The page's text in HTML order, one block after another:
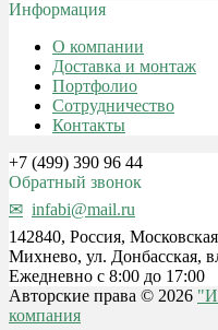
Информация
О компании
Доставка и монтаж
Портфолио
Сотрудничество
Контакты
+7 (499) 390 96 44
Обратный звонок
infabi@mail.ru
142840, Россия,
Михнево, ул. Донбасская,
Ежедневно с 8:00 до 17:00
Авторские права © 2026
компания